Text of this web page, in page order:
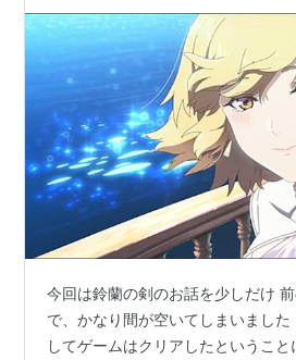
今回は鈴蘭の剣のお話を少しだけ
で、かなり間が空いてしまいまし
してゲームはクリアしたというこ